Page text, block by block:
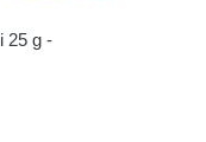
25 g -